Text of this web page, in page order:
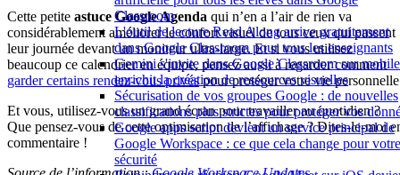
Classroom
L'outil de lecture Read Along arrive gratuitement
dans Google Classroom pour tous les enseignants
Gemini s'invite dans Google Classroom sur
enrichit la création de ressources visuelles
Sécurisation de vos groupes Google : de nouvelles
classifications plus strictes pour protéger vos
Google apps script devient un service principal de
Google Workspace : ce que cela change pour votre
sécurité
Cette petite astuce Google Agenda qui n’en a l’air de rien va
considérablement améliorer le confort visuel de tous ceux qui passent
leur journée devant un moniteur ultra-large. Et si vous utilisez
beaucoup ce calendrier en équipe, pensez aussi à regarder comment
garder certains rendez-vous privéspour protéger votre vie
Et vous, utilisez-vous un grand écran pour travailler au quotidien ?
Que pensez-vous de cette optimisation de l’affichage ? Dites-le-moi
commentaire !